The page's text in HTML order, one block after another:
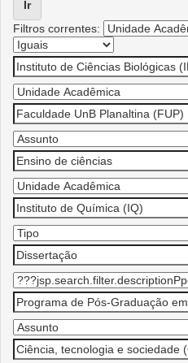
Filtros correntes: